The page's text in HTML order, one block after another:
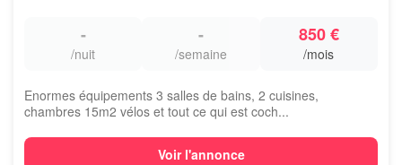
-
/nuit
-
/semaine
850 €
/mois
Enormes équipements 3 salles de bains, 2 cuisines,
chambres 15m2 vélos et tout ce qui est coch...
Voir l'annonce